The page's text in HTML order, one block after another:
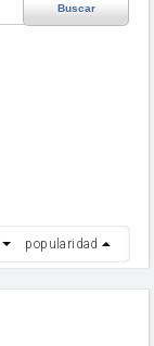
Buscar
popularidad